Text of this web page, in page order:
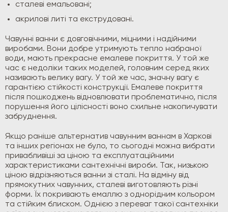
сталеві емальовані;
акрилові литі та екструдовані.
Чавунні ванни є довговічними, міцними і надійними
виробами. Вони добре утримують тепло набраної
води, мають прекрасне емалеве покриття. У той же
час є недоліки таких моделей, головним серед яких
називають велику вагу. У той же час, значну вагу є
гарантією стійкості конструкції. Емалеве покриття
після пошкоджень відновлювати проблематично, після
порушення його цілісності воно схильне накопичувати
забруднення.
Якщо раніше альтернатив чавунним ваннам в Харкові
та інших регіонах не було, то сьогодні можна вибрати
привабливіші за ціною та експлуатаційними
характеристиками сантехнічні вироби. Так, низькою
ціною відрізняються ванни зі сталі. На відміну від
прямокутних чавунних, сталеві виготовляють різні
форми. Їх покривають емаллю з однорідним кольором
та стійким блиском. Однією з переваг такої сантехніки